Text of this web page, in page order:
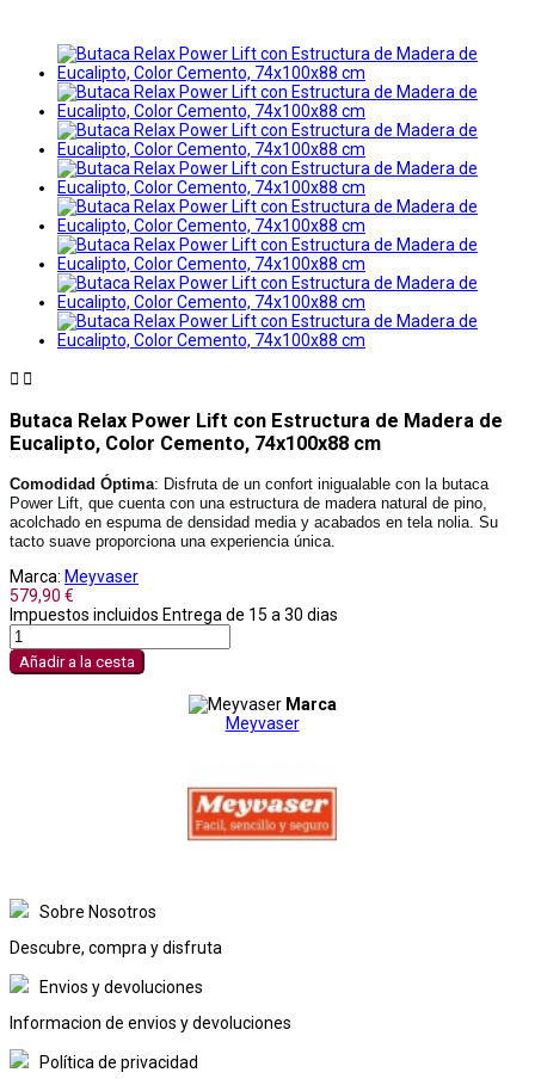
 
Butaca Relax Power Lift con Estructura de Madera de
Eucalipto, Color Cemento, 74x100x88 cm
Comodidad Óptima: Disfruta de un confort inigualable con la butaca
Power Lift, que cuenta con una estructura de madera natural de pino,
acolchado en espuma de densidad media y acabados en tela nolia. Su
tacto suave proporciona una experiencia única.
Marca: Meyvaser
579,90 €
Impuestos incluidos Entrega de 15 a 30 dias
Añadir a la cesta
Marca
Meyvaser
Sobre Nosotros
Descubre, compra y disfruta
Envios y devoluciones
Informacion de envios y devoluciones
Política de privacidad